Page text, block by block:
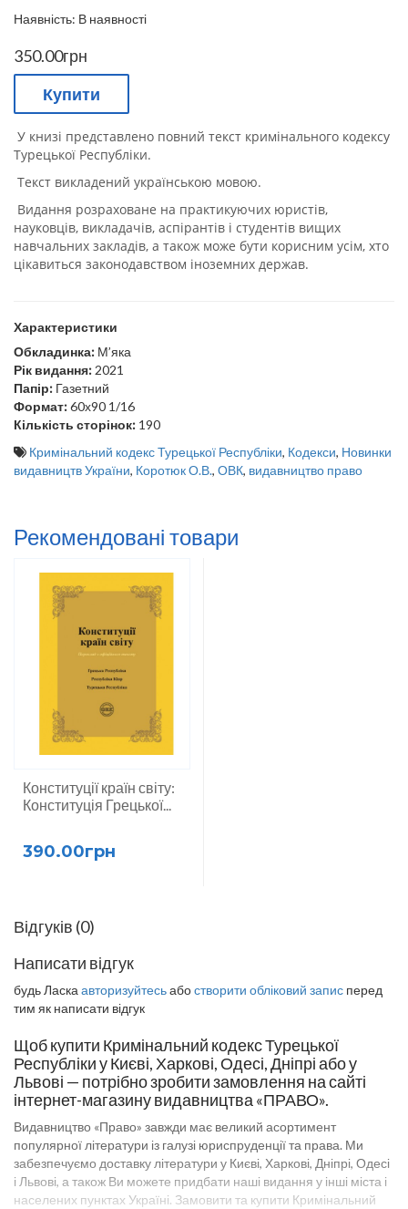
Наявність: В наявності
350.00грн
Купити
У книзі представлено повний текст кримінального кодексу
Турецької Республіки.
Текст викладений українською мовою.
Видання розраховане на практикуючих юристів,
науковців, викладачів, аспірантів і студентів вищих
навчальних закладів, а також може бути корисним усім, хто
цікавиться законодавством іноземних держав.
Характеристики
Обкладинка: М’яка
Рік видання: 2021
Папір: Газетний
Формат:60х90 1/16
Кількість сторінок: 190
Кримінальний кодекс Турецької Республіки, Кодекси, Новинки
видавництв України, Коротюк О.В., ОВК, видавництво право
Рекомендовані товари
Конституції країн світу:
Конституція Грецької...
390.00грн
Відгуків (0)
Написати відгук
будь Ласка авторизуйтесьабостворити обліковий запис перед
тим як написати відгук
Щоб купити Кримінальний кодекс Турецької
Республіки у Києві, Харкові, Одесі, Дніпрі або у
Львові — потрібно зробити замовлення на сайті
інтернет-магазину видавництва «ПРАВО».
Видавництво «Право» завжди має великий асортимент
популярної літератури із галузі юриспруденції та права. Ми
забезпечуємо доставку літератури у Києві, Харкові, Дніпрі, Одесі
і Львові, а також Ви можете придбати наші видання у інші міста і
населених пунктах Україні. Замовити та купити Кримінальний